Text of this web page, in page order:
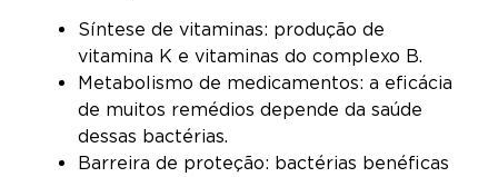
Síntese de vitaminas: produção de
vitamina K e vitaminas do complexo B.
Metabolismo de medicamentos: a eficácia
de muitos remédios depende da saúde
dessas bactérias.
Barreira de proteção: bactérias benéficas